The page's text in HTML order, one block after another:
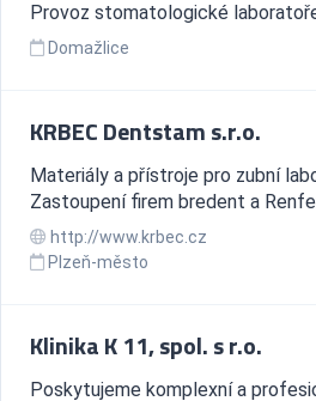
Provoz stomatologické
Domažlice
KRBEC Dentstam s.r.o.
Materiály a přístroje pro zubní
Zastoupení firem bredent a
http://www.krbec.cz
Plzeň-město
Klinika K 11, spol. s r.o.
Poskytujeme komplexní a